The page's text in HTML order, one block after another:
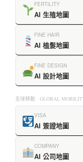
FERTILITY
AI 生殖地圖
FINE HAIR
AI 植髮地圖
FINE DESIGN
AI 設計地圖
全球移動 · GLOBAL
VISA
AI 簽證地圖
COMPANY
AI 公司地圖